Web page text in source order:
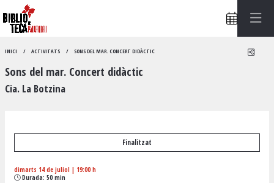
INICI ACTIVITATS SONS DEL MAR. CONCERT DIDÀCTIC
Sons del mar. Concert didàctic
Cia. La Botzina
Finalitzat
dimarts 14 de juliol | 19:00 h
Durada: 50 min